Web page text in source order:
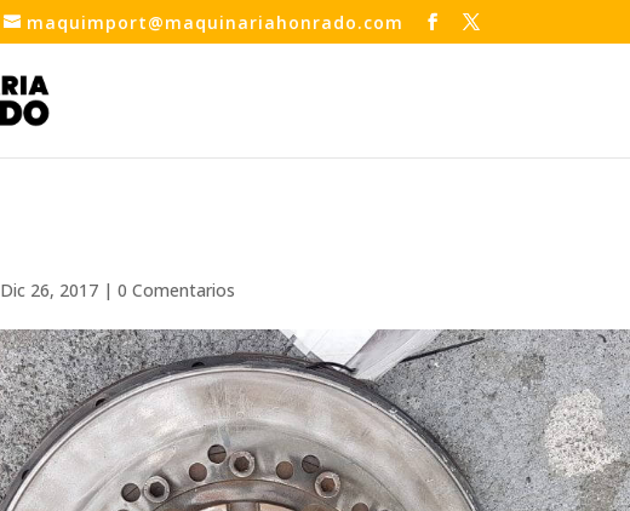
maquimport@maquinariahonrado.com
Dic 26, 2017 |0 Comentarios